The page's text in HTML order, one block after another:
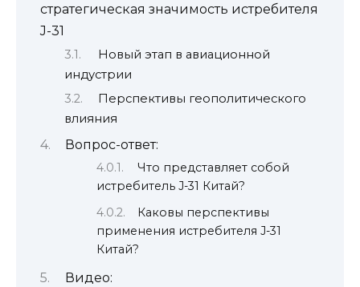
стратегическая значимость истребителя
J-31
Новый этап в авиационной
индустрии
Перспективы геополитического
влияния
Вопрос-ответ:
Что представляет собой
истребитель J-31 Китай?
Каковы перспективы
применения истребителя J-31
Китай?
Видео: